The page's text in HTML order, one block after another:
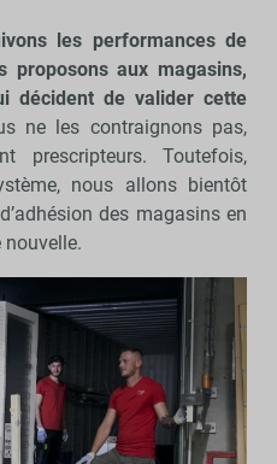
les performances de
proposons aux magasins,
décident de valider cette
ne les contraignons pas,
prescripteurs. Toutefois,
nous allons bientôt
des magasins en
nouvelle.